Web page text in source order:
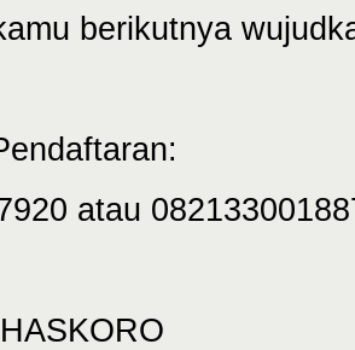
berikutnya
atau